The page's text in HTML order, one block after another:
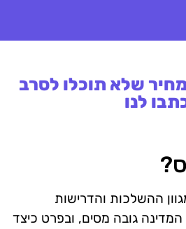
שלא תוכלו לסרב
לנו
ההשלכות והדרישות
גובה מסים, ובפרט כיצד